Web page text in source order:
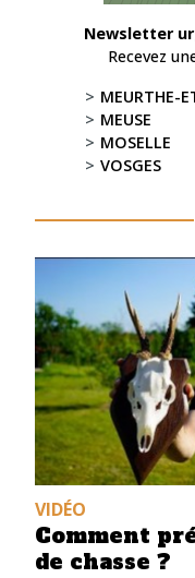
Newsletter
Recevez
MEURTHE-
MEUSE
MOSELLE
VOSGES
VIDÉO
Comment
de chasse ?